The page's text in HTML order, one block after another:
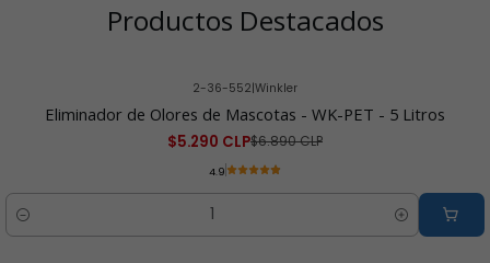
Productos Destacados
2-36-552|Winkler
Eliminador de Olores de Mascotas - WK-PET - 5 Litros
$5.290 CLP$6.890 CLP
4.9
Cantidad